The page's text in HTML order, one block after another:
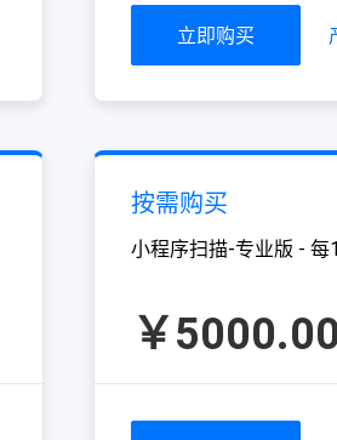
立即购买
按需购买
小程序扫描-专业版 - 每
￥5000.00